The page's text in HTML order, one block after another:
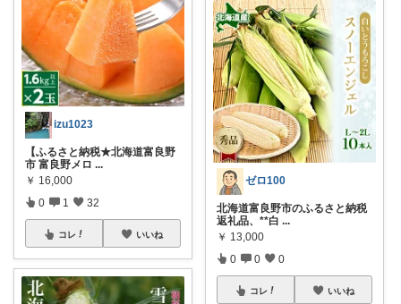
izu1023
【ふるさと納税★北海道富良野
市 富良野メロ ...
￥ 16,000
0 1 32
コレ いいね
ゼロ100
北海道富良野市のふるさと納税
返礼品、**白 ...
￥ 13,000
0 0 0
コレ いいね